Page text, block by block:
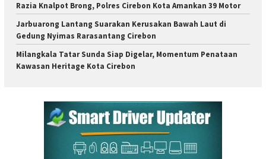
Razia Knalpot Brong, Polres Cirebon Kota Amankan 39 Motor
Jarbuarong Lantang Suarakan Kerusakan Bawah Laut di
Gedung Nyimas Rarasantang Cirebon
Milangkala Tatar Sunda Siap Digelar, Momentum Penataan
Kawasan Heritage Kota Cirebon